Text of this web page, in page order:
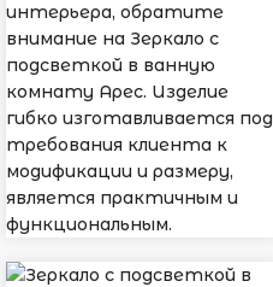
интерьера, обратите
внимание на Зеркало с
подсветкой в ванную
комнату Арес. Изделие
гибко изготавливается под
требования клиента к
модификации и размеру,
является практичным и
функциональным.